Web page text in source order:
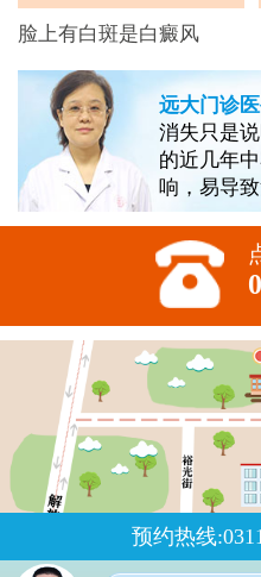
脸上有白斑是白癜风
远大门诊
消失只是
的近几年
响，易导
预约热线